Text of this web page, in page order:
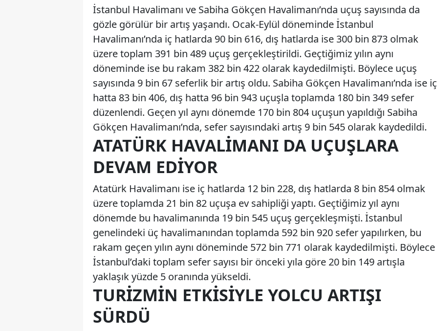
İstanbul Havalimanı ve Sabiha Gökçen Havalimanı’nda uçuş sayısında da
gözle görülür bir artış yaşandı. Ocak-Eylül döneminde İstanbul
Havalimanı’nda iç hatlarda 90 bin 616, dış hatlarda ise 300 bin 873 olmak
üzere toplam 391 bin 489 uçuş gerçekleştirildi. Geçtiğimiz yılın aynı
döneminde ise bu rakam 382 bin 422 olarak kaydedilmişti. Böylece uçuş
sayısında 9 bin 67 seferlik bir artış oldu. Sabiha Gökçen Havalimanı’nda ise iç
hatta 83 bin 406, dış hatta 96 bin 943 uçuşla toplamda 180 bin 349 sefer
düzenlendi. Geçen yıl aynı dönemde 170 bin 804 uçuşun yapıldığı Sabiha
Gökçen Havalimanı’nda, sefer sayısındaki artış 9 bin 545 olarak kaydedildi.
ATATÜRK HAVALIMANI DA UÇUŞLARA
DEVAM EDIYOR
Atatürk Havalimanı ise iç hatlarda 12 bin 228, dış hatlarda 8 bin 854 olmak
üzere toplamda 21 bin 82 uçuşa ev sahipliği yaptı. Geçtiğimiz yıl aynı
dönemde bu havalimanında 19 bin 545 uçuş gerçekleşmişti. İstanbul
genelindeki üç havalimanından toplamda 592 bin 920 sefer yapılırken, bu
rakam geçen yılın aynı döneminde 572 bin 771 olarak kaydedilmişti. Böylece
İstanbul’daki toplam sefer sayısı bir önceki yıla göre 20 bin 149 artışla
yaklaşık yüzde 5 oranında yükseldi.
TURIZMIN ETKISIYLE YOLCU ARTIŞI
SÜRDÜ